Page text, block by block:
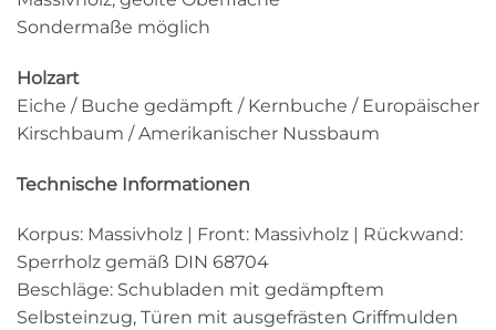
Sondermaße möglich
Holzart
Eiche / Buche gedämpft / Kernbuche / Europäischer
Kirschbaum / Amerikanischer Nussbaum
Technische Informationen
Korpus: Massivholz ǀ Front: Massivholz ǀ Rückwand:
Sperrholz gemäß DIN 68704
Beschläge: Schubladen mit gedämpftem
Selbsteinzug, Türen mit ausgefrästen Griffmulden